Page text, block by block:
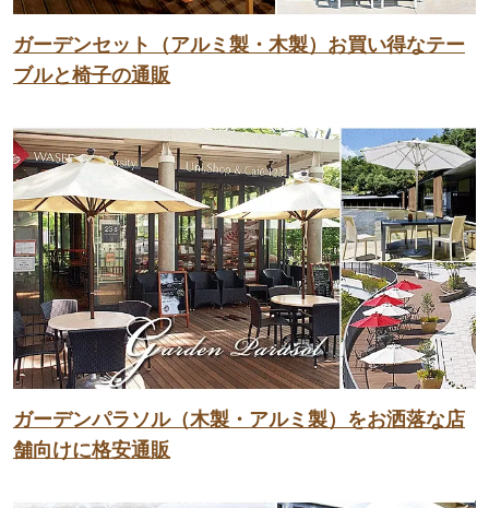
ガーデンセット（アルミ製・木製）お買い得なテー
ブルと椅子の通販
ガーデンパラソル（木製・アルミ製）をお洒落な店
舗向けに格安通販